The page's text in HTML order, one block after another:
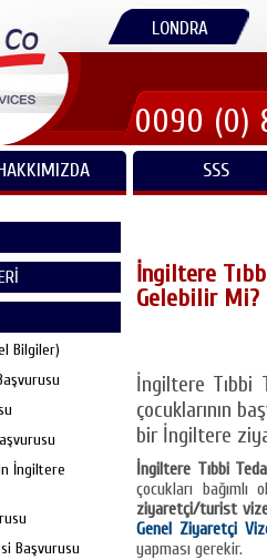
LONDRA
0090 (0)
SSS
Bilgiler)
İngiltere
Başvurusu
İngiltere
Gelebilir Mi?
İngiltere Tıbbi
çocuklarının
bir İngiltere
İngiltere Tıbbi
çocukları
ziyaretçi/turist
Genel Ziyaretçi
yapması gerekir.